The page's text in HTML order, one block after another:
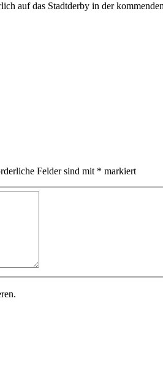
auf das Stadtderby in der
Felder sind mit * markiert